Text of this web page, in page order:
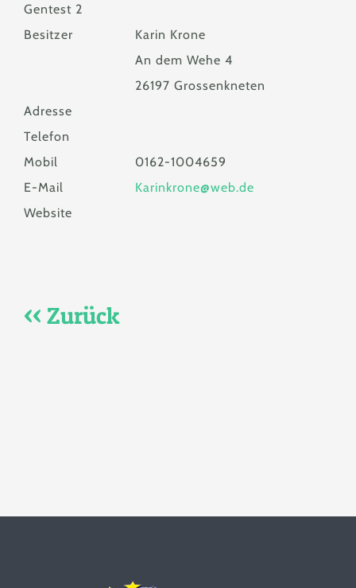
Gentest 2
Besitzer
Karin Krone
An dem Wehe 4
26197 Grossenkneten
Adresse
Telefon
Mobil
0162-1004659
E-Mail
Karinkrone@web.de
Website
<< Zurück